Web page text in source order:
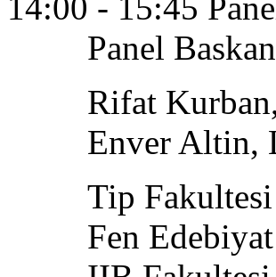
14:00 - 15:45
Panel Baskani,
Rifat Kurban,
Enver Altin,
Tip Fakultesi
Fen Edebiyat